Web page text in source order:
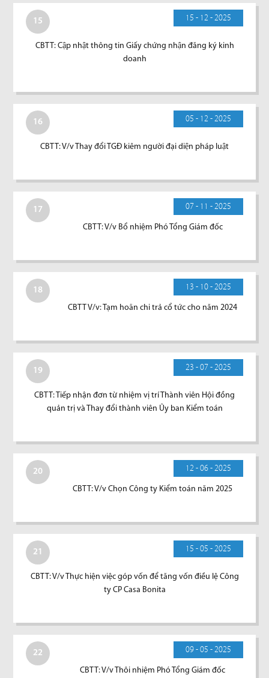
15 15 - 12 - 2025
CBTT: Cập nhật thông tin Giấy chứng nhận đăng ký kinh
doanh
16 05 - 12 - 2025
CBTT: V/v Thay đổi TGĐ kiêm người đại diện pháp luật
17 07 - 11 - 2025
CBTT: V/v Bổ nhiệm Phó Tổng Giám đốc
18 13 - 10 - 2025
CBTT V/v: Tạm hoãn chi trả cổ tức cho năm 2024
19 23 - 07 - 2025
CBTT: Tiếp nhận đơn từ nhiệm vị trí Thành viên Hội đồng
quản trị và Thay đổi thành viên Ủy ban Kiểm toán
20 12 - 06 - 2025
CBTT: V/v Chọn Công ty Kiểm toán năm 2025
21 15 - 05 - 2025
CBTT: V/v Thực hiện việc góp vốn để tăng vốn điều lệ Công
ty CP Casa Bonita
22 09 - 05 - 2025
CBTT: V/v Thôi nhiệm Phó Tổng Giám đốc